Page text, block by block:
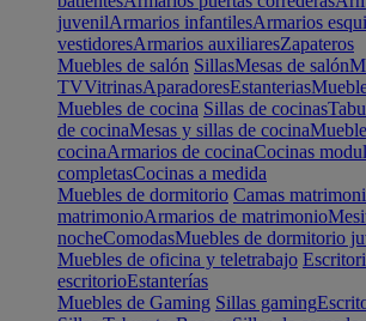
juvenilArmarios infantilesArmarios
vestidoresArmarios auxiliaresZapateros
Muebles de salón SillasMesas de salón
TVVitrinasAparadoresEstanterias
Muebles de cocina Sillas de cocinas
de cocinaMesas y sillas de cocina
cocinaArmarios de cocinaCocinas
completasCocinas a medida
Muebles de dormitorio Camas
matrimonioArmarios de matrimonio
nocheComodasMuebles de dormitorio
Muebles de oficina y teletrabajo
escritorioEstanterías
Muebles de Gaming Sillas gaming